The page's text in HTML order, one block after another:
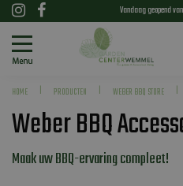
a
HOME PRODUCTEN WEBER BBQ STORE
Vandaag geopend van
Weber BBQ
Maak uw BBQ-ervaring compleet!